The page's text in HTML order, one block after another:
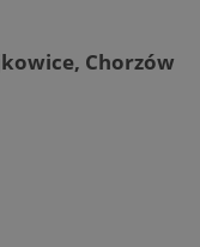
Chorzów